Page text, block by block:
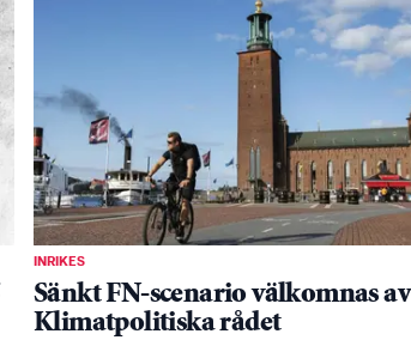
INRIKES
Sänkt FN-scenario välkomnas av
Klimatpolitiska rådet